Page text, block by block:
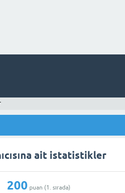
ait istatistikler
200 puan (1 . sırada)